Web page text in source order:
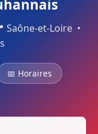
Saône-et-Loire •
📅 Horaires